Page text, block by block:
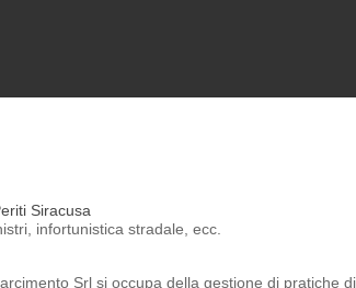
Siracusa
infortunistica stradale, ecc.
Srl si occupa della gestione di pratiche